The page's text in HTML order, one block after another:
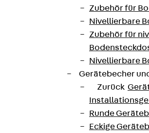
Zubehör für
Nivellierbare
Zubehör für
Nivellierbare
Gerätebecher
Zurück
Runde
Eckige